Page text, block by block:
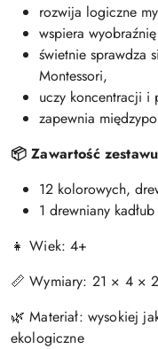
rozwija logiczne
wspiera
świetnie sprawdza
Montessori,
uczy koncentracji i
zapewnia
📦 Zawartość
12 kolorowych,
1 drewniany
👧 Wiek: 4+
📏 Wymiary: 21 × 4 ×
🌿 Materiał: wysokiej
ekologiczne